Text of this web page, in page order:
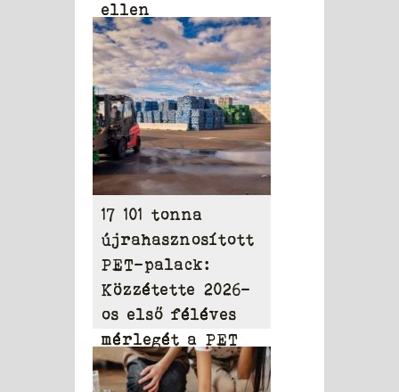
ellen
17 101 tonna
újrahasznosított
PET-palack:
Közzétette 2026-
os első féléves
mérlegét a PET
to PET